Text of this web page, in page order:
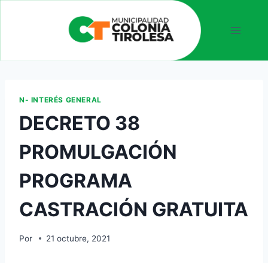
N- INTERÉS GENERAL
DECRETO 38
PROMULGACIÓN
PROGRAMA
CASTRACIÓN GRATUITA
Por 21 octubre, 2021